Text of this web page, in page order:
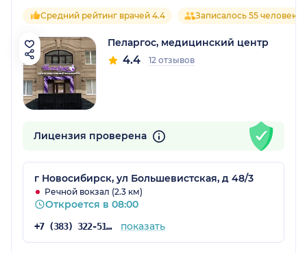
Средний рейтинг врачей 4.4 Записалось 55 человек
Пеларгос, медицинский центр
4.4 12 отзывов
Лицензия проверена
г Новосибирск, ул Большевистская, д 48/3
Речной вокзал (2.3 км)
Откроется в 08:00
+7 (383) 322-51-76 показать